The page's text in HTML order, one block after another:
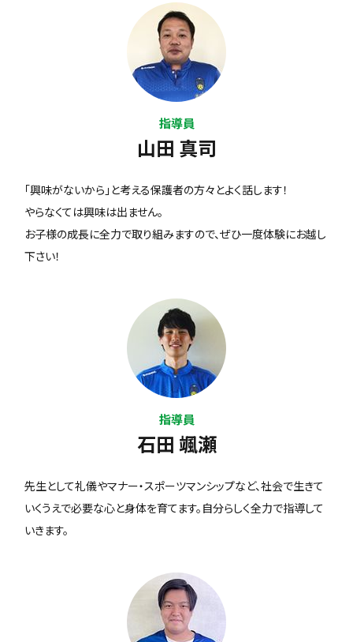
指導員
山田 真司
「興味がないから」と考える保護者の方々とよく話します！
やらなくては興味は出ません。
お子様の成長に全力で取り組みますので、ぜひ一度体験にお越し
下さい！
指導員
石田 颯瀬
先生として礼儀やマナー・スポーツマンシップなど、社会で生きて
いくうえで必要な心と身体を育てます。自分らしく全力で指導して
いきます。